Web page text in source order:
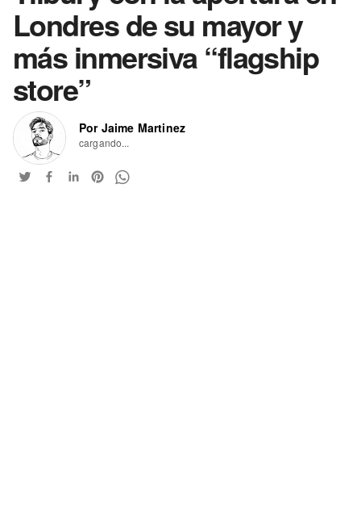
Londres de su mayor y
más inmersiva “flagship
store”
Por Jaime Martinez
cargando...